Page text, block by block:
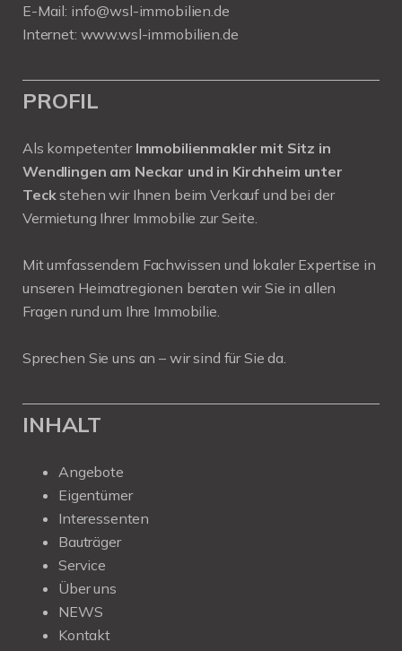
E-Mail: info@wsl-immobilien.de
Internet: www.wsl-immobilien.de
PROFIL
Als kompetenter Immobilienmakler mit Sitz in
Wendlingen am Neckar und in Kirchheim unter
Teckstehen wir Ihnen beim Verkauf und bei der
Vermietung Ihrer Immobilie zur Seite.
Mit umfassendem Fachwissen und lokaler Expertise in
unseren Heimatregionen beraten wir Sie in allen
Fragen rund um Ihre Immobilie.
Sprechen Sie uns an – wir sind für Sie da.
INHALT
Angebote
Eigentümer
Interessenten
Bauträger
Service
Über uns
NEWS
Kontakt